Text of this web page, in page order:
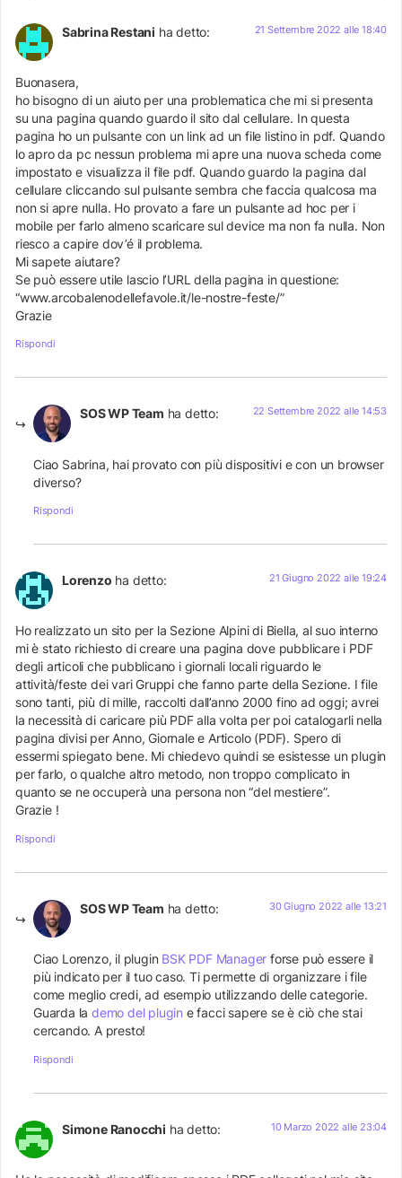
Sabrina Restani ha detto: 21 Settembre 2022 alle 18:40
Buonasera,
ho bisogno di un aiuto per una problematica che mi si presenta
su una pagina quando guardo il sito dal cellulare. In questa
pagina ho un pulsante con un link ad un file listino in pdf. Quando
lo apro da pc nessun problema mi apre una nuova scheda come
impostato e visualizza il file pdf. Quando guardo la pagina dal
cellulare cliccando sul pulsante sembra che faccia qualcosa ma
non si apre nulla. Ho provato a fare un pulsante ad hoc per i
mobile per farlo almeno scaricare sul device ma non fa nulla. Non
riesco a capire dov’é il problema.
Mi sapete aiutare?
Se può essere utile lascio l’URL della pagina in questione:
“www.arcobalenodellefavole.it/le-nostre-feste/”
Grazie
Rispondi
SOS WP Team ha detto: 22 Settembre 2022 alle 14:53
Ciao Sabrina, hai provato con più dispositivi e con un browser
diverso?
Rispondi
Lorenzo ha detto: 21 Giugno 2022 alle 19:24
Ho realizzato un sito per la Sezione Alpini di Biella, al suo interno
mi è stato richiesto di creare una pagina dove pubblicare i PDF
degli articoli che pubblicano i giornali locali riguardo le
attività/feste dei vari Gruppi che fanno parte della Sezione. I file
sono tanti, più di mille, raccolti dall’anno 2000 fino ad oggi; avrei
la necessità di caricare più PDF alla volta per poi catalogarli nella
pagina divisi per Anno, Giornale e Articolo (PDF). Spero di
essermi spiegato bene. Mi chiedevo quindi se esistesse un plugin
per farlo, o qualche altro metodo, non troppo complicato in
quanto se ne occuperà una persona non “del mestiere”.
Grazie !
Rispondi
SOS WP Team ha detto: 30 Giugno 2022 alle 13:21
Ciao Lorenzo, il plugin BSK PDF Manager forse può essere il
più indicato per il tuo caso. Ti permette di organizzare i file
come meglio credi, ad esempio utilizzando delle categorie.
Guarda la demo del plugin e facci sapere se è ciò che stai
cercando. A presto!
Rispondi
Simone Ranocchi ha detto: 10 Marzo 2022 alle 23:04